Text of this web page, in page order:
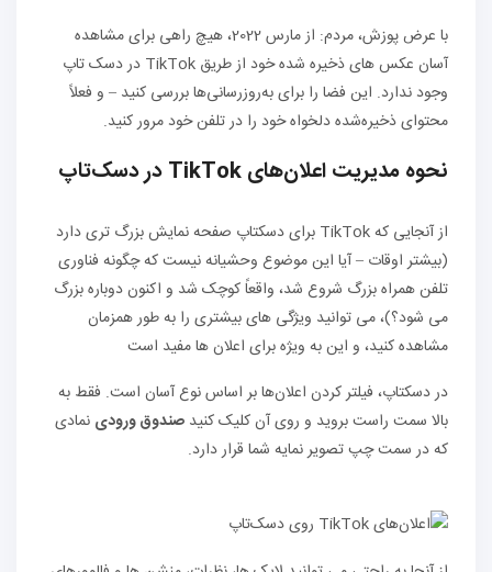
با عرض پوزش، مردم: از مارس 2022، هیچ راهی برای مشاهده
آسان عکس های ذخیره شده خود از طریق TikTok در دسک تاپ
وجود ندارد. این فضا را برای به‌روزرسانی‌ها بررسی کنید – و فعلاً
محتوای ذخیره‌شده دلخواه خود را در تلفن خود مرور کنید.
نحوه مدیریت اعلان‌های TikTok در دسک‌تاپ
از آنجایی که TikTok برای دسکتاپ صفحه نمایش بزرگ تری دارد
(بیشتر اوقات – آیا این موضوع وحشیانه نیست که چگونه فناوری
تلفن همراه بزرگ شروع شد، واقعاً کوچک شد و اکنون دوباره بزرگ
می شود؟)، می توانید ویژگی های بیشتری را به طور همزمان
مشاهده کنید، و این به ویژه برای اعلان ها مفید است
در دسکتاپ، فیلتر کردن اعلان‌ها بر اساس نوع آسان است. فقط به
بالا سمت راست بروید و روی آن کلیک کنید صندوق ورودی نمادی
که در سمت چپ تصویر نمایه شما قرار دارد.